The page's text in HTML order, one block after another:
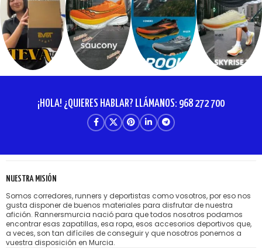
¡HOLA! ¿QUIERES HABLAR? LLÁMANOS: 968 272 700
NUESTRA MISIÓN
Somos corredores, runners y deportistas como vosotros, por eso nos
gusta disponer de buenos materiales para disfrutar de nuestra
afición. Rannersmurcia nació para que todos nosotros podamos
encontrar esas zapatillas, esa ropa, esos accesorios deportivos que,
a veces, son tan difíciles de conseguir y que nosotros ponemos a
vuestra disposición en Murcia.